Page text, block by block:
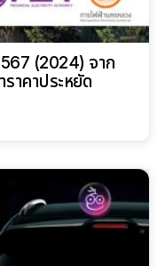
(2024) จาก
าคาประหยัด